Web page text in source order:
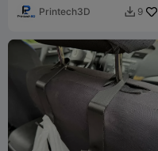
Printech3D  9